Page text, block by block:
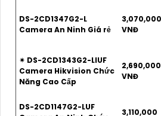
DS-2CD1347G2-L
Camera An Ninh Giá rẻ
3,070,000
VNĐ
✴ DS-2CD1343G2-LIUF
Camera Hikvision Chức
Năng Cao Cấp
2,690,000
VNĐ
DS-2CD1147G2-LUF
3,110,000